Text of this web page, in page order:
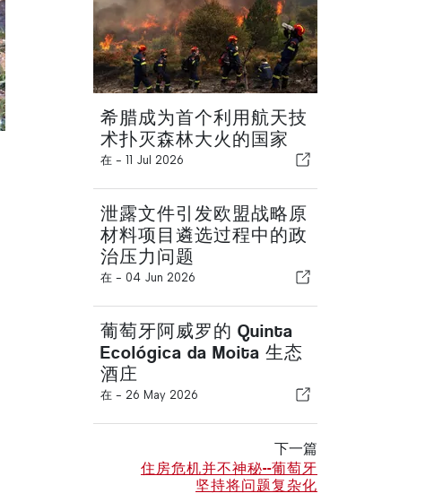
希腊成为首个利用航天技
术扑灭森林大火的国家
在 - 11 Jul 2026
泄露文件引发欧盟战略原
材料项目遴选过程中的政
治压力问题
在 - 04 Jun 2026
葡萄牙阿威罗的 Quinta
Ecológica da Moita 生态
酒庄
在 - 26 May 2026
下一篇
住房危机并不神秘--葡萄牙
坚持将问题复杂化